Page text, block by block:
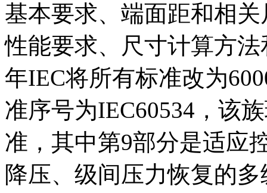
基本要求、端面距和相
性能要求、尺寸计算方
年IEC将所有标准改为
准序号为IEC60534，该
准，其中第9部分是适应
降压、级间压力恢复的